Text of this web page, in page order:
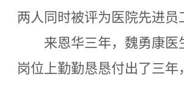
两人同时被评为医院先进员
来恩华三年，魏勇康医
岗位上勤勤恳恳付出了三年